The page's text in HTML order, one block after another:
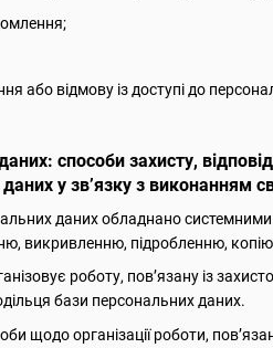
або відмову із доступі до
способи захисту,
у зв’язку з виконанням
даних обладнано
викривленню, підробленню,
роботу, пов’язану із
бази персональних даних.
щодо організації роботи,